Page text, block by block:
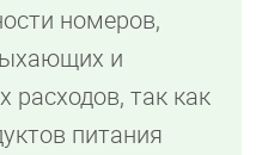
номеров,
и
расходов, так как
питания